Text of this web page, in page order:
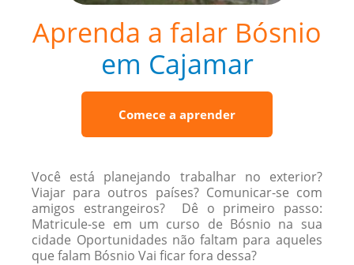
Aprenda a falar Bósnio
em Cajamar
Comece a aprender
Você está planejando trabalhar no exterior?
Viajar para outros países? Comunicar-se com
amigos estrangeiros? Dê o primeiro passo:
Matricule-se em um curso de Bósnio na sua
cidade Oportunidades não faltam para aqueles
que falam Bósnio Vai ficar fora dessa?